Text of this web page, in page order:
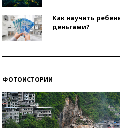
Как научить
деньгами?
ФОТОИСТОРИИ